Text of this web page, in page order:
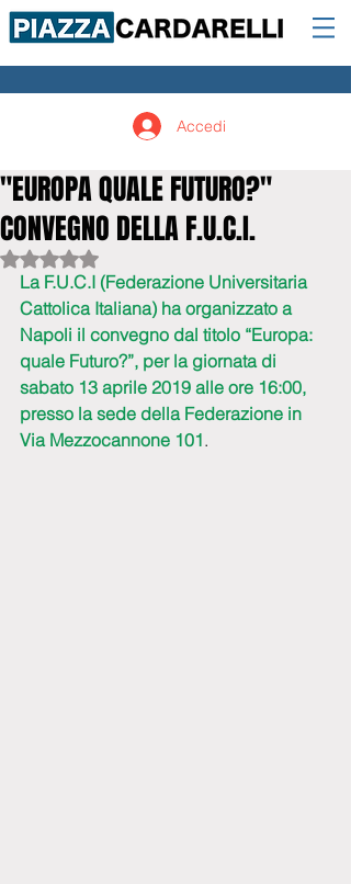
Accedi
"EUROPA QUALE FUTURO?"
CONVEGNO DELLA F.U.C.I.
Valutazione NaN stelle su 5.
La F.U.C.I (Federazione Universitaria
Cattolica Italiana) ha organizzato a
Napoli il convegno dal titolo “Europa:
quale Futuro?”, per la giornata di
sabato 13 aprile 2019 alle ore 16:00,
presso la sede della Federazione in
Via Mezzocannone 101.